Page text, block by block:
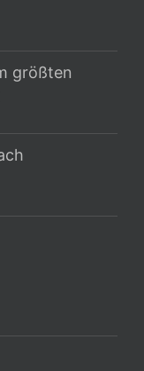
größten